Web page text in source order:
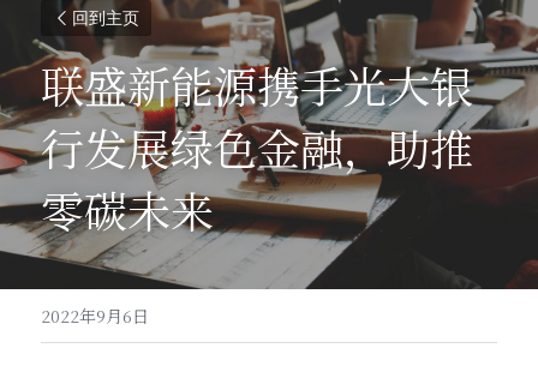
回到主页
联盛新能源携手光大银
行发展绿色金融，助推
零碳未来
2022年9月6日